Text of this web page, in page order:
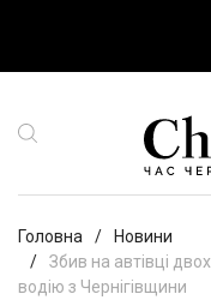
Головна
Новини
Збив на автівці
водію з Чернігівщини